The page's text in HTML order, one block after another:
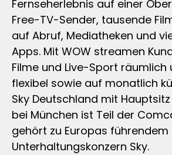
Fernseherlebnis auf einer
Free-TV-Sender, tausende
auf Abruf, Mediatheken und
Apps. Mit WOW streamen
Filme und Live-Sport räumlich
flexibel sowie auf monatlich
Sky Deutschland mit
bei München ist Teil der
gehört zu Europas
Unterhaltungskonzern Sky.